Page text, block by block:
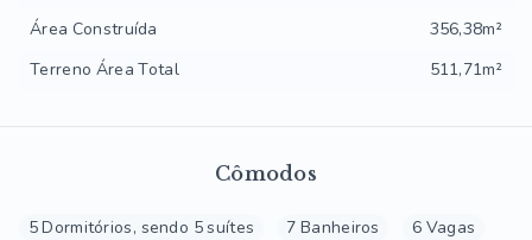
Cômodos
5 Dormitórios, sendo 5 suítes 7 Banheiros
6 Vagas
Área Construída
356,38m²
Terreno Área Total
511,71m²